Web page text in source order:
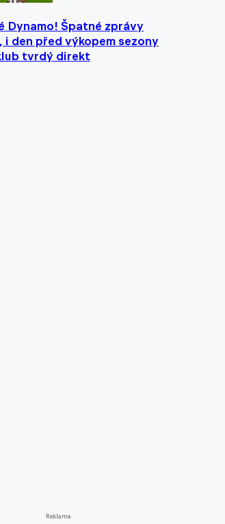
Dynamo! Špatné zprávy
i den před výkopem sezony
tvrdý direkt
Reklama